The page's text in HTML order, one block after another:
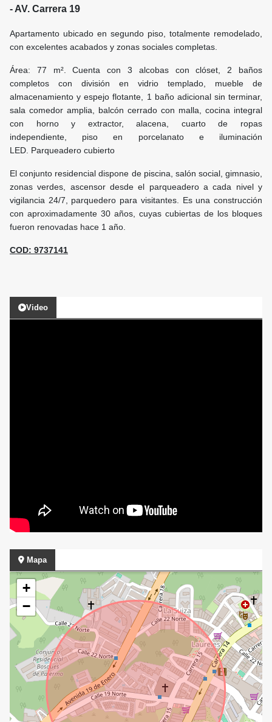
- AV. Carrera 19
Apartamento ubicado en segundo piso, totalmente remodelado,
con excelentes acabados y zonas sociales completas.
Área: 77 m². Cuenta con 3 alcobas con clóset, 2 baños
completos con división en vidrio templado, mueble de
almacenamiento y espejo flotante, 1 baño adicional sin terminar,
sala comedor amplia, balcón cerrado con malla, cocina integral
con horno y extractor, alacena, cuarto de ropas
independiente, piso en porcelanato e iluminación
LED. Parqueadero cubierto
El conjunto residencial dispone de piscina, salón social, gimnasio,
zonas verdes, ascensor desde el parqueadero a cada nivel y
vigilancia 24/7, parquedero para visitantes. Es una construcción
con aproximadamente 30 años, cuyas cubiertas de los bloques
fueron renovadas hace 1 año.
COD: 9737141
Video
Mapa
+
−